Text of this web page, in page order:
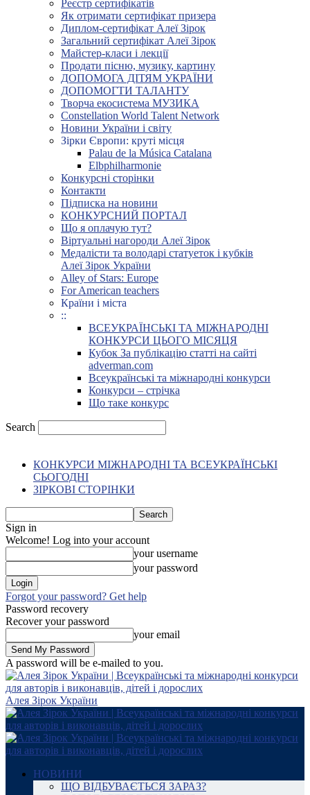
Реєстр сертифікатів
Як отримати сертифікат призера
Диплом-сертифікат Алеї Зірок
Загальний сертифікат Алеї Зірок
Майстер-класи і лекції
Продати пісню, музику, картину
ДОПОМОГА ДІТЯМ УКРАЇНИ
ДОПОМОГТИ ТАЛАНТУ
Творча екосистема МУЗИКА
Constellation World Talent Network
Новини України і світу
Зірки Європи: круті місця
Palau de la Música Catalana
Elbphilharmonie
Конкурсні сторінки
Контакти
Підписка на новини
КОНКУРСНИЙ ПОРТАЛ
Що я оплачую тут?
Віртуальні нагороди Алеї Зірок
Медалісти та володарі статуеток і кубків
Алеї Зірок України
Alley of Stars: Europe
For American teachers
Країни і міста
::
ВСЕУКРАЇНСЬКІ ТА МІЖНАРОДНІ
КОНКУРСИ ЦЬОГО МІСЯЦЯ
Кубок За публікацію статті на сайті
adverman.com
Всеукраїнські та міжнародні конкурси
Конкурси – стрічка
Що таке конкурс
Search
КОНКУРСИ МІЖНАРОДНІ ТА ВСЕУКРАЇНСЬКІ
СЬОГОДНІ
ЗІРКОВІ СТОРІНКИ
Sign in
Welcome! Log into your account
your username
your password
Forgot your password? Get help
Password recovery
Recover your password
your email
A password will be e-mailed to you.
Алея Зірок України
НОВИНИ
ЩО ВІДБУВАЄТЬСЯ ЗАРАЗ?